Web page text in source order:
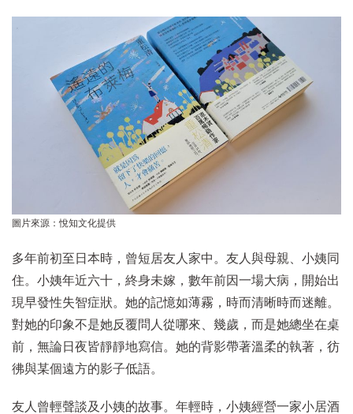
圖片來源：悅知文化提供
多年前初至日本時，曾短居友人家中。友人與母親、小姨同
住。小姨年近六十，終身未嫁，數年前因一場大病，開始出
現早發性失智症狀。她的記憶如薄霧，時而清晰時而迷離。
對她的印象不是她反覆問人從哪來、幾歲，而是她總坐在桌
前，無論日夜皆靜靜地寫信。她的背影帶著溫柔的執著，彷
彿與某個遠方的影子低語。
友人曾輕聲談及小姨的故事。年輕時，小姨經營一家小居酒